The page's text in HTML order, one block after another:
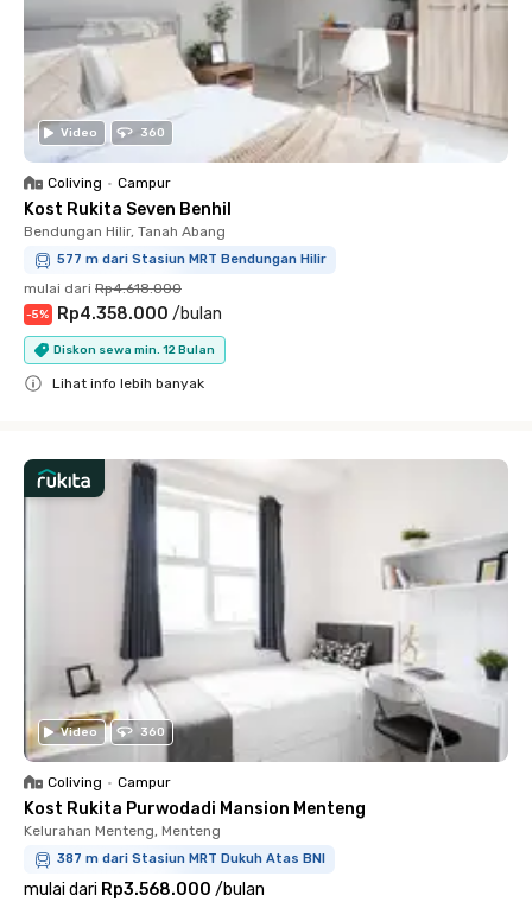
Video 360
Coliving • Campur
Kost Rukita Seven Benhil
Bendungan Hilir, Tanah Abang
577 m dari Stasiun MRT Bendungan Hilir
mulai dari Rp4.618.000
-5% Rp4.358.000 /bulan
Diskon sewa min. 12 Bulan
Lihat info lebih banyak
Video 360
Coliving • Campur
Kost Rukita Purwodadi Mansion Menteng
Kelurahan Menteng, Menteng
387 m dari Stasiun MRT Dukuh Atas BNI
mulai dari Rp3.568.000 /bulan